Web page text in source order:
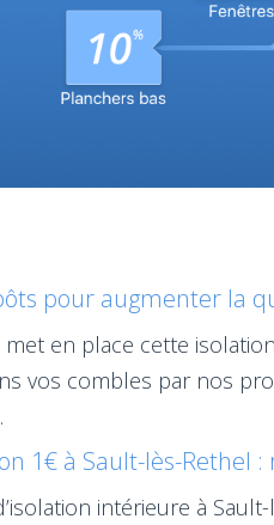
pour augmenter la
en place cette
vos combles par nos
1€ à Sault-lès-Rethel
intérieure à